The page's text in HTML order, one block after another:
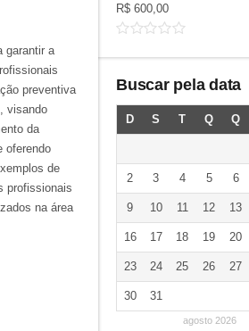
garantir a
preventiva
visando
da
oferendo
de
profissionais
na área
R$ 600,00
Buscar pela data
agosto 2026
D S T Q Q
2 3 4 5 6
9 10 11 12 13
16 17 18 19 20
23 24 25 26 27
30 31